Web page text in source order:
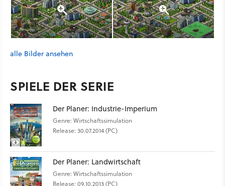
alle Bilder ansehen
SPIELE DER SERIE
Der Planer: Industrie-Imperium
Genre: Wirtschaftssimulation
Release: 30.07.2014 (PC)
Der Planer: Landwirtschaft
Genre: Wirtschaftssimulation
Release: 09.10.2013 (PC)